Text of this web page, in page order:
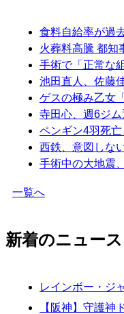
食料自給率が過
火葬料高騰 都知
手術で「正常な
池田直人、佐藤
ゲスの極み乙女
寺田心、週6ジ
ペンギン4羽死
西鉄、意図しな
手術中の大地震
一覧へ
新着のニュース
レインボー・ジ
【阪神】守護